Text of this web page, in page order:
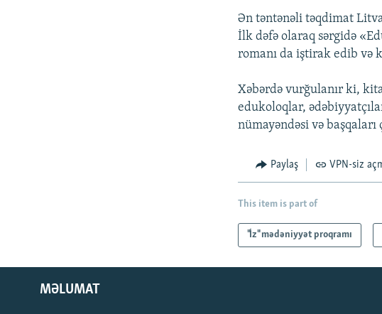
Ən təntənəli təqdimat
İlk dəfə olaraq sərgidə
romanı da iştirak edib və
Xəbərdə vurğulanır ki,
edukoloqlar,
nümayəndəsi və başqaları
Paylaş VPN-siz
This item is part of
"İz" mədəniyyət proqramı
MƏLUMAT